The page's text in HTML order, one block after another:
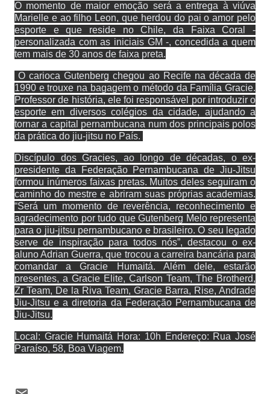
O momento de maior emoção será a entrega à viúva
Marielle e ao filho Leon, que herdou do pai o amor pelo
esporte e que reside no Chile, da Faixa Coral -
personalizada com as iniciais GM -, concedida a quem
tem mais de 30 anos de faixa preta.
O carioca Gutenberg chegou ao Recife na década de
1990 e trouxe na bagagem o método da Família Gracie.
Professor de história, ele foi responsável por introduzir o
esporte em diversos colégios da cidade, ajudando a
tornar a capital pernambucana num dos principais polos
da prática do jiu-jitsu no País.
Discípulo dos Gracies, ao longo de décadas, o ex-
presidente da Federação Pernambucana de Jiu-Jitsu
formou inúmeros faixas pretas. Muitos deles seguiram o
caminho do mestre e abriram suas próprias academias.
“Será um momento de reverência, reconhecimento e
agradecimento por tudo que Gutenberg Melo representa
para o jiu-jitsu pernambucano e brasileiro. O seu legado
serve de inspiração para todos nós”, destacou o ex-
aluno Adrian Guerra, que trocou a carreira bancária para
comandar a Gracie Humaitá. Além dele, estarão
presentes, a Gracie Elite, Carlson Team, The Brotherd,
Zr Team, De la Riva Team, Gracie Barra, Rise, Andrade
Jiu-Jitsu e a diretoria da Federação Pernambucana de
Jiu-Jitsu.
Local: Gracie Humaitá Hora: 10h Endereço: Rua José
Paraíso, 58, Boa Viagem.